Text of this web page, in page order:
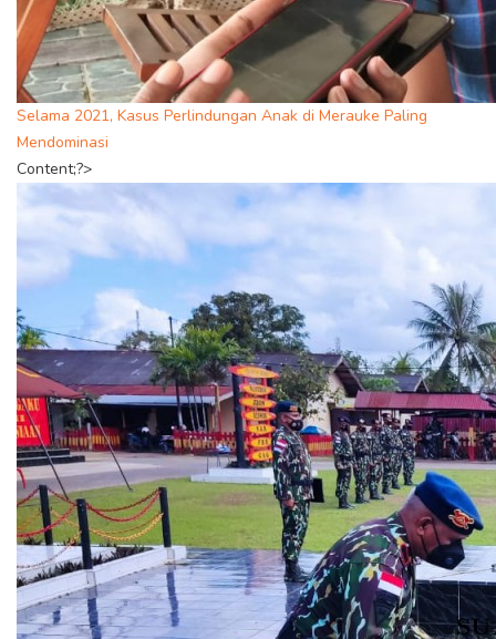
Selama 2021, Kasus Perlindungan Anak di Merauke Paling
Mendominasi
Content;?>